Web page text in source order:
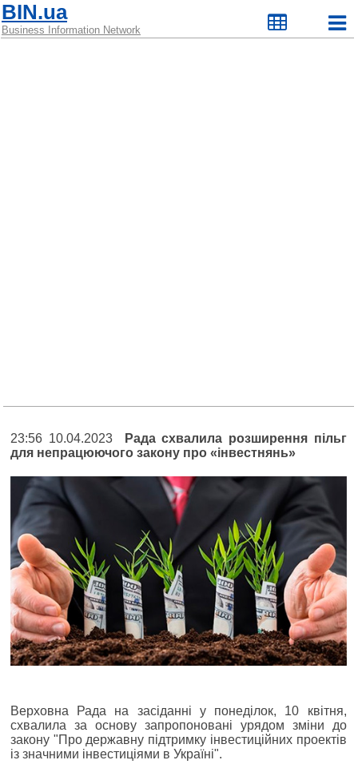
BIN.ua
Business Information Network
23:56 10.04.2023
Рада схвалила розширення пільг
для непрацюючого закону про «інвестнянь»
Верховна Рада на засіданні у понеділок, 10 квітня,
схвалила за основу запропоновані урядом зміни до
закону "Про державну підтримку інвестиційних проектів
із значними інвестиціями в Україні".